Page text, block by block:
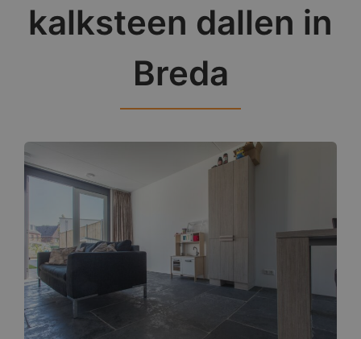
kalksteen dallen in
Breda